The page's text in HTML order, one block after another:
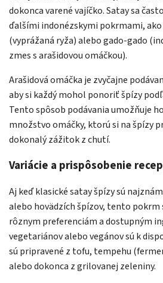
dokonca varené vajíčko. Satay sa
ďalšími indonézskymi pokrmami,
(vyprážaná ryža) alebo gado-gado
zmes s arašidovou omáčkou).
Arašidová omáčka je zvyčajne
aby si každý mohol ponoriť špízy
Tento spôsob podávania umožňuje
množstvo omáčky, ktorú si na špízy
dokonalý zážitok z chutí.
Variácie a prispôsobenie
Aj keď klasické satay špízy sú
alebo hovädzích špízov, tento
rôznym preferenciám a dostupným
vegetariánov alebo vegánov sú k
sú pripravené z tofu, tempehu
alebo dokonca z grilovanej zeleniny.